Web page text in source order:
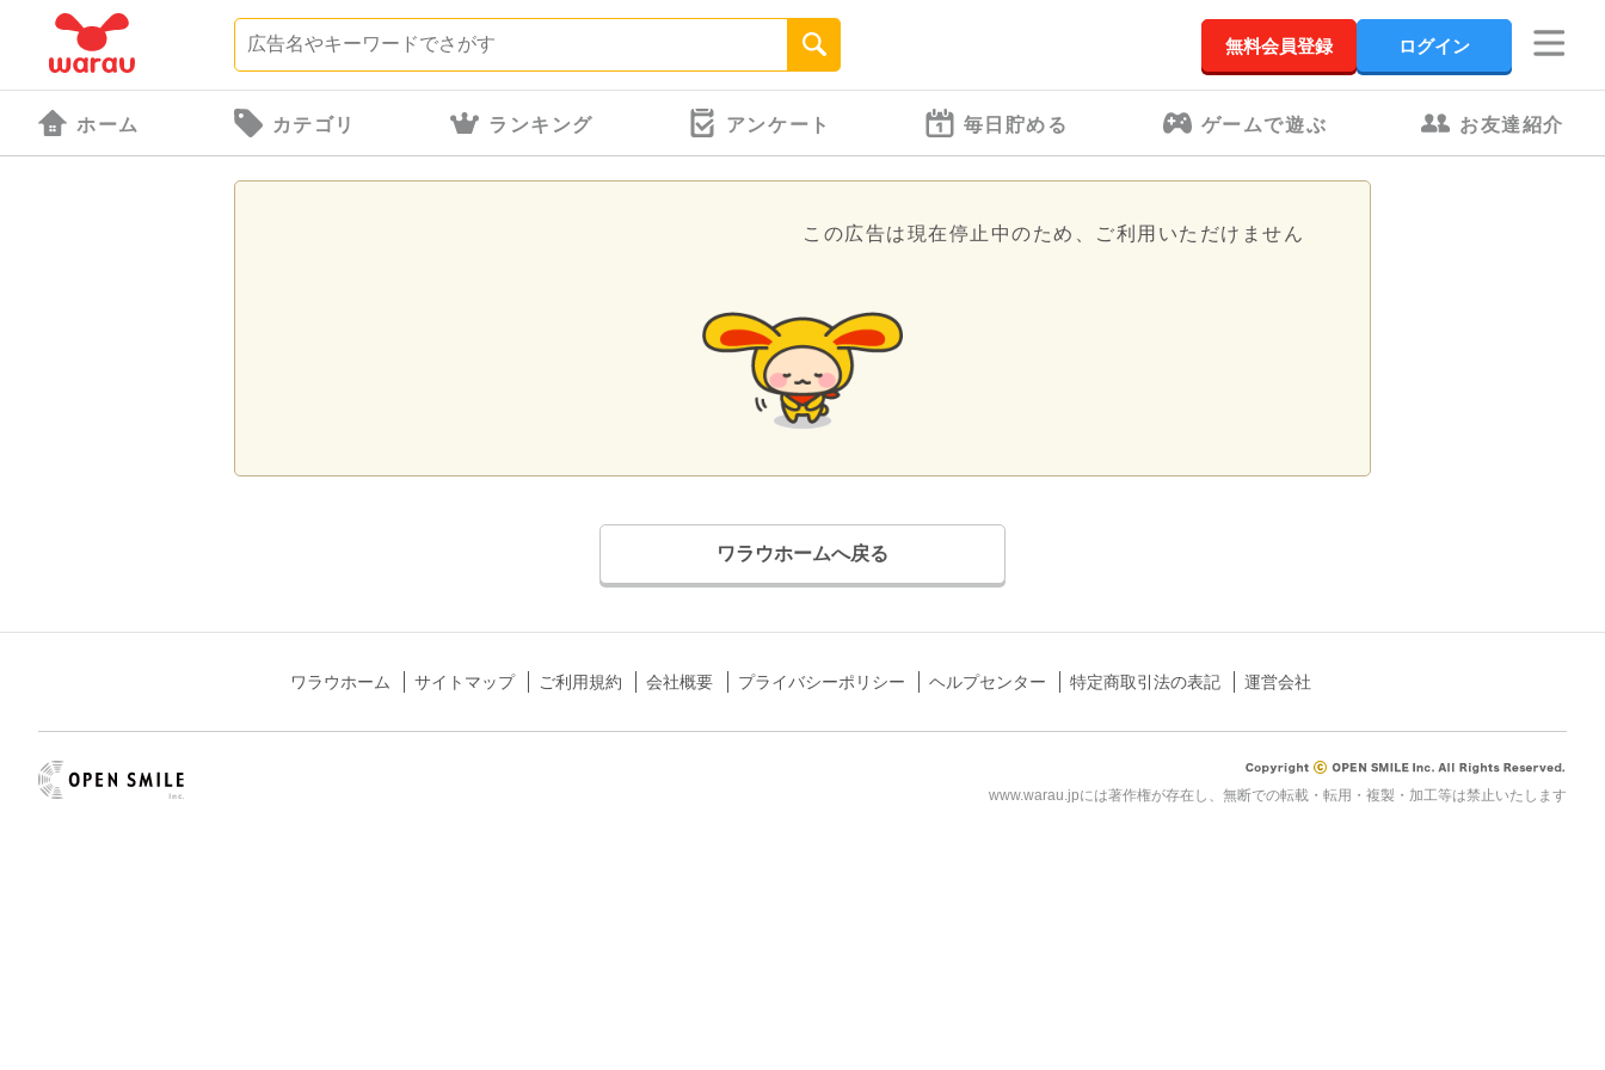
無料会員登録 ログイン
ホーム カテゴリ ランキング アンケート 毎日貯める ゲームで遊ぶ お友達紹介
この広告は現在停止中のため、ご利用いただけません
ワラウホームへ戻る
ワラウホーム サイトマップ ご利用規約 会社概要 プライバシーポリシー ヘルプセンター 特定商取引法の表記 運営会社
www.warau.jpには著作権が存在し、無断での転載・転用・複製・加工等は禁止いたします